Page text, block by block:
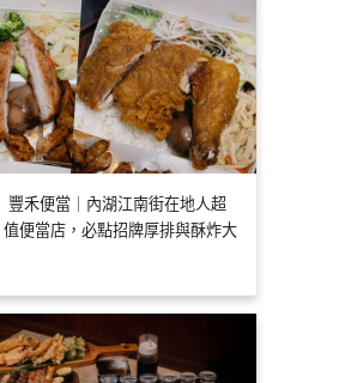
豐禾便當｜內湖江南街在地人超
值便當店，必點招牌厚排與酥炸大